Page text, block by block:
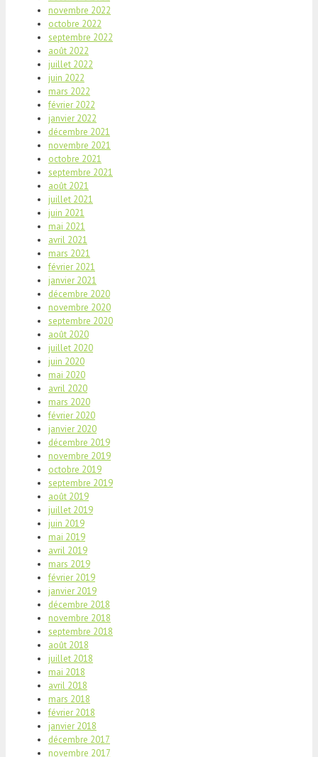
novembre 2022
octobre 2022
septembre 2022
août 2022
juillet 2022
juin 2022
mars 2022
février 2022
janvier 2022
décembre 2021
novembre 2021
octobre 2021
septembre 2021
août 2021
juillet 2021
juin 2021
mai 2021
avril 2021
mars 2021
février 2021
janvier 2021
décembre 2020
novembre 2020
septembre 2020
août 2020
juillet 2020
juin 2020
mai 2020
avril 2020
mars 2020
février 2020
janvier 2020
décembre 2019
novembre 2019
octobre 2019
septembre 2019
août 2019
juillet 2019
juin 2019
mai 2019
avril 2019
mars 2019
février 2019
janvier 2019
décembre 2018
novembre 2018
septembre 2018
août 2018
juillet 2018
mai 2018
avril 2018
mars 2018
février 2018
janvier 2018
décembre 2017
novembre 2017